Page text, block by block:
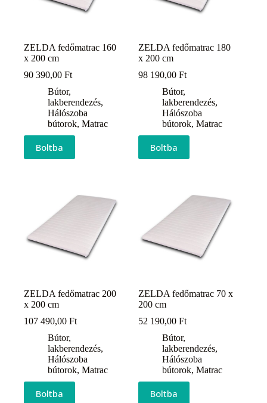
ZELDA fedőmatrac 160
x 200 cm
90 390,00 Ft
Bútor,
lakberendezés,
Hálószoba
bútorok, Matrac
Boltba
ZELDA fedőmatrac 180
x 200 cm
98 190,00Ft
Bútor,
lakberendezés,
Hálószoba
bútorok,Matrac
Boltba
ZELDA fedőmatrac 200
x 200 cm
107 490,00 Ft
Bútor,
lakberendezés,
Hálószoba
bútorok, Matrac
Boltba
ZELDA fedőmatrac 70 x
200 cm
52 190,00Ft
Bútor,
lakberendezés,
Hálószoba
bútorok,Matrac
Boltba